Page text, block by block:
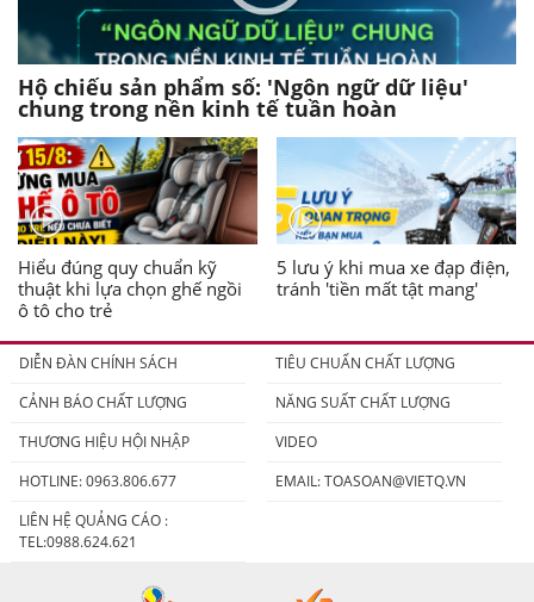
Hộ chiếu sản phẩm số: 'Ngôn ngữ dữ liệu'
chung trong nền kinh tế tuần hoàn
Hiểu đúng quy chuẩn kỹ
thuật khi lựa chọn ghế ngồi
ô tô cho trẻ
5 lưu ý khi mua xe đạp điện,
tránh 'tiền mất tật mang'
DIỄN ĐÀN CHÍNH SÁCH
TIÊU CHUẨN CHẤT LƯỢNG
CẢNH BÁO CHẤT LƯỢNG
NĂNG SUẤT CHẤT LƯỢNG
THƯƠNG HIỆU HỘI NHẬP
VIDEO
HOTLINE: 0963.806.677
EMAIL:TOASOAN@VIETQ.VN
LIÊN HỆ QUẢNG CÁO :
TEL:0988.624.621